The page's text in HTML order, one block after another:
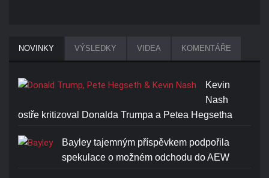
NOVINKY VÝSLEDKY VIDEA KOMENTÁŘE
Kevin
Nash
ostře kritizoval Donalda Trumpa a Petea Hegsetha
Bayley tajemným příspěvkem podpořila
spekulace o možném odchodu do AEW